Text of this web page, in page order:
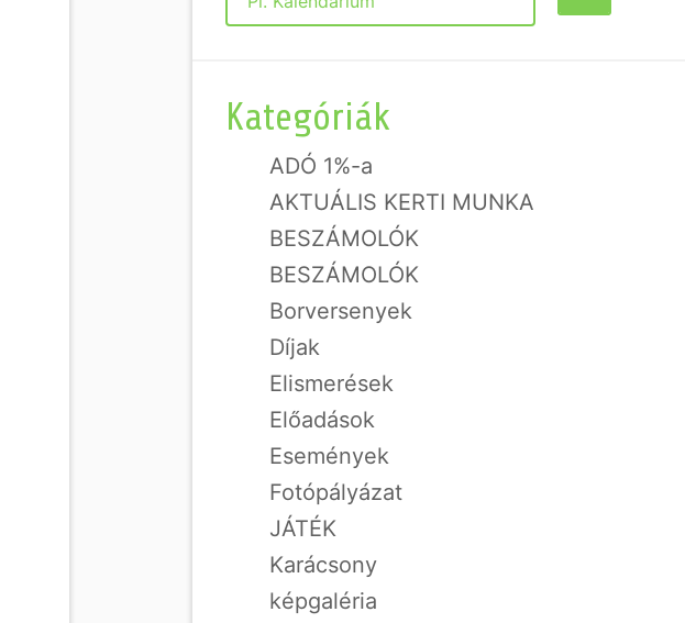
Keresés
Kategóriák
ADÓ 1%-a
AKTUÁLIS KERTI MUNKA
BESZÁMOLÓK
BESZÁMOLÓK
Borversenyek
Díjak
Elismerések
Előadások
Események
Fotópályázat
JÁTÉK
Karácsony
képgaléria